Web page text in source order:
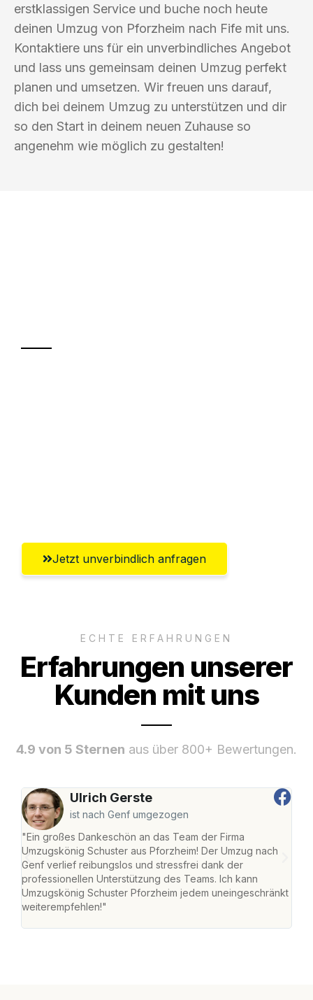
erstklassigen Service und buche noch heute
deinen Umzug von Pforzheim nach Fife mit uns.
Kontaktiere uns für ein unverbindliches Angebot
und lass uns gemeinsam deinen Umzug perfekt
planen und umsetzen. Wir freuen uns darauf,
dich bei deinem Umzug zu unterstützen und dir
so den Start in deinem neuen Zuhause so
angenehm wie möglich zu gestalten!
Jetzt unverbindlich anfragen
ECHTE ERFAHRUNGEN
Erfahrungen unserer
Kunden mit uns
4.9 von 5 Sternen aus über 800+ Bewertungen.
Ulrich Gerste
ist nach Genf umgezogen
"Ein großes Dankeschön an das Team der Firma
Umzugskönig Schuster aus Pforzheim! Der Umzug nach
Genf verlief reibungslos und stressfrei dank der
professionellen Unterstützung des Teams. Ich kann
Umzugskönig Schuster Pforzheim jedem uneingeschränkt
weiterempfehlen!"